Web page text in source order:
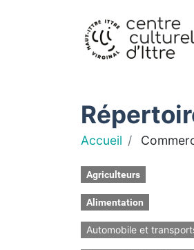
Accueil
Agriculteurs
Alimentation
Automobile et